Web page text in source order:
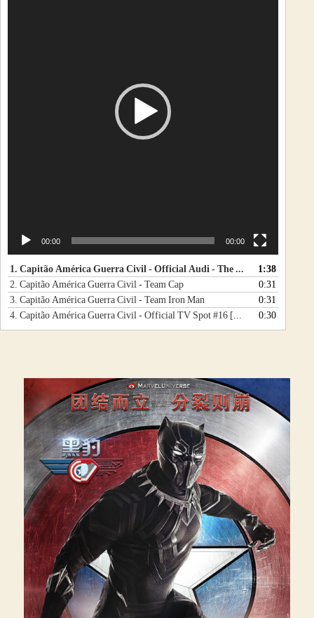
00:00 00:00
1. Capitão América Guerra Civil - Official Audi - The Chase Promo [HD]
1:38
2. Capitão América Guerra Civil - Team Cap
0:31
3. Capitão América Guerra Civil - Team Iron Man
0:31
4. Capitão América Guerra Civil - Official TV Spot #16 [HD] 0:30